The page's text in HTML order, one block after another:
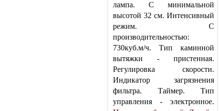
лампа. С минимальной
высотой 32 см. Интенсивный
режим. С
производительностью:
730куб.м/ч. Тип каминной
вытяжки - пристенная.
Регулировка скорости.
Индикатор загрязнения
фильтра. Таймер. Тип
управления - электронное.